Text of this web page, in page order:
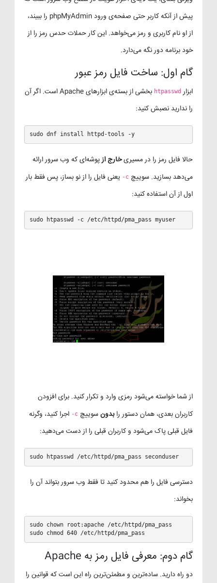
پیش از آنکه کاربر حتی صفحه‌ی ورود phpMyAdmin را ببیند،
از او نام کاربری و رمز می‌خواهد. این کار حملات حدس رمز را از
خود برنامه دور نگه می‌دارد.
گام اول: ساخت فایل رمز عبور
ابزار htpasswd
بخشی از بسته‌ی ابزارهای Apache است. اگر آن
را ندارید نصبش کنید:
sudo dnf install httpd-tools -y
حالا فایل رمز را در مسیریخارج ازپوشه‌ای که وب سرور ارائه
می‌دهد بسازید. سوییچ -c یعنی فایل را از نو بساز، پس فقط بار
اول از آن استفاده کنید:
sudo htpasswd -c /etc/httpd/pma_pass myuser
از شما خواسته می‌شود رمزی وارد و تکرار کنید. برای افزودن
کاربران بعدی، همان دستور رابدونسوییچ -c اجرا کنید، وگرنه
فایل قبلی پاک می‌شود و کاربران قبلی را از دست می‌دهید:
sudo htpasswd /etc/httpd/pma_pass seconduser
دسترسی فایل را هم محدود کنید تا فقط وب سرور بتواند آن را
بخواند:
sudo chown root:apache /etc/httpd/pma_pass
sudo chmod 640 /etc/httpd/pma_pass
گام دوم: معرفی فایل رمز به Apache
دو راه دارید. ساده‌ترین و مطمئن‌ترین راه این است که قوانین را